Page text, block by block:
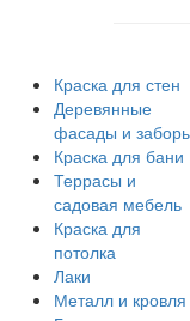
Краска для стен
Деревянные
фасады и
Краска для бани
Террасы и
садовая мебель
Краска для
потолка
Лаки
Металл и кровля